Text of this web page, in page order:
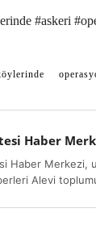
#askeri
Haber
Haber Merkezi,
Alevi